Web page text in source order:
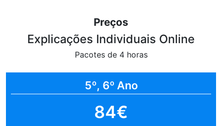
Preços
Explicações Individuais Online
Pacotes de 4 horas
5º, 6º Ano
84€